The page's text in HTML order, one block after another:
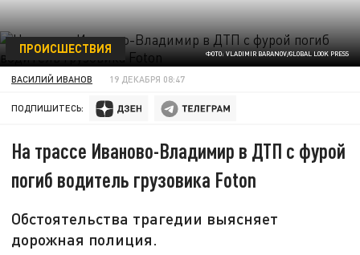
ФОТО: VLADIMIR BARANOV/GLOBAL LOOK PRESS
ПРОИСШЕСТВИЯ
ВАСИЛИЙ ИВАНОВ 19 ДЕКАБРЯ 08:47
ПОДПИШИТЕСЬ:
На трассе Иваново-Владимир в ДТП с фурой
погиб водитель грузовика Foton
Обстоятельства трагедии выясняет
дорожная полиция.